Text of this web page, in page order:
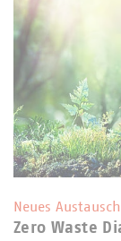
Neues
Zero Waste